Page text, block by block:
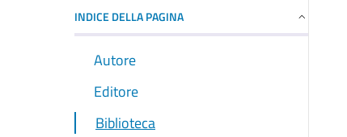
INDICE DELLA PAGINA
Autore
Editore
Biblioteca